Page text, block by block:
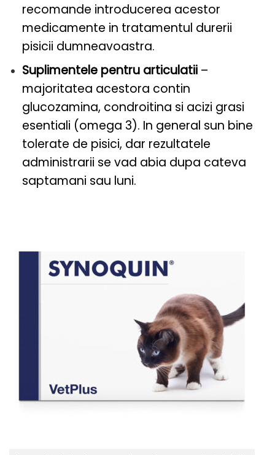
recomande introducerea acestor
medicamente in tratamentul durerii
pisicii dumneavoastra.
Suplimentele pentru articulatii–
majoritatea acestora contin
glucozamina, condroitina si acizi grasi
esentiali (omega 3). In general sun bine
tolerate de pisici, dar rezultatele
administrarii se vad abia dupa cateva
saptamani sau luni.